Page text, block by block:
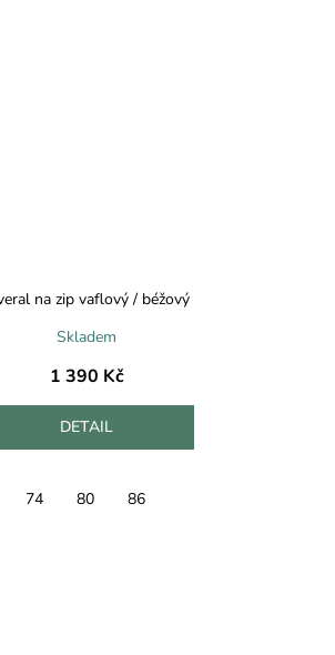
na zip vaflový / béžový
Skladem
1 390 Kč
DETAIL
74 80 86